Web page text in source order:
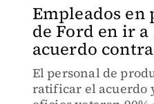
Empleados
de Ford en ir
acuerdo
El personal de
ratificar el acuerdo